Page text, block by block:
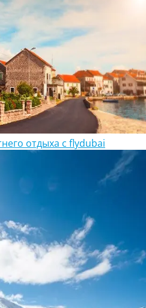
отдыха с flydubai